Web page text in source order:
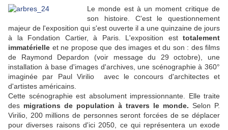
Le monde est à un moment critique de
son histoire. C'est le questionnement
majeur de l'exposition qui s'est ouverte il a une quinzaine de jours
à la Fondation Cartier, à Paris. L'exposition est totalement
immatérielle et ne propose que des images et du son : des films
de Raymond Depardon (voir message du 29 octobre), une
installation à base d'images d'archives, une scénographie à 360°
imaginée par Paul Virilio avec le concours d'architectes et
d'artistes américains.
Cette scénographie est absolument impressionnante. Elle traite
des migrations de population à travers le monde. Selon P.
Virilio, 200 millions de personnes seront forcées de se déplacer
pour diverses raisons d'ici 2050, ce qui représentera un exode